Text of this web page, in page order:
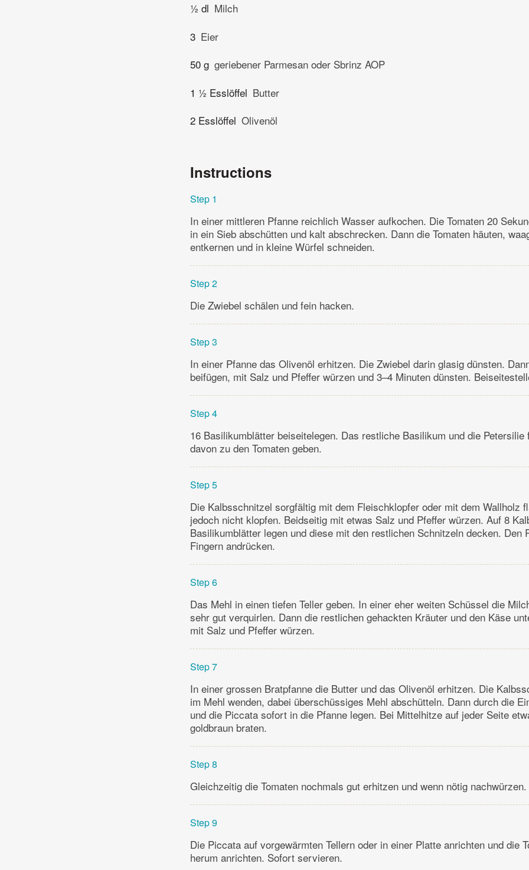
½ dl Milch
3 Eier
50 g geriebener Parmesan oder Sbrinz AOP
1 ½ Esslöffel Butter
2 Esslöffel Olivenöl
Instructions
Step 1
In einer mittleren Pfanne reichlich Wasser aufkochen. Die Tomaten 20
in ein Sieb abschütten und kalt abschrecken. Dann die Tomaten häuten,
entkernen und in kleine Würfel schneiden.
Step 2
Die Zwiebel schälen und fein hacken.
Step 3
In einer Pfanne das Olivenöl erhitzen. Die Zwiebel darin glasig dünsten.
beifügen, mit Salz und Pfeffer würzen und 3–4 Minuten dünsten.
Step 4
16 Basilikumblätter beiseitelegen. Das restliche Basilikum und die
davon zu den Tomaten geben.
Step 5
Die Kalbsschnitzel sorgfältig mit dem Fleischklopfer oder mit dem Wallholz
jedoch nicht klopfen. Beidseitig mit etwas Salz und Pfeffer würzen. Auf 8
Basilikumblätter legen und diese mit den restlichen Schnitzeln decken. Den
Fingern andrücken.
Step 6
Das Mehl in einen tiefen Teller geben. In einer eher weiten Schüssel die
sehr gut verquirlen. Dann die restlichen gehackten Kräuter und den Käse
mit Salz und Pfeffer würzen.
Step 7
In einer grossen Bratpfanne die Butter und das Olivenöl erhitzen. Die
im Mehl wenden, dabei überschüssiges Mehl abschütteln. Dann durch die
und die Piccata sofort in die Pfanne legen. Bei Mittelhitze auf jeder Seite
goldbraun braten.
Step 8
Gleichzeitig die Tomaten nochmals gut erhitzen und wenn nötig nachwürzen.
Step 9
Die Piccata auf vorgewärmten Tellern oder in einer Platte anrichten und die
herum anrichten. Sofort servieren.